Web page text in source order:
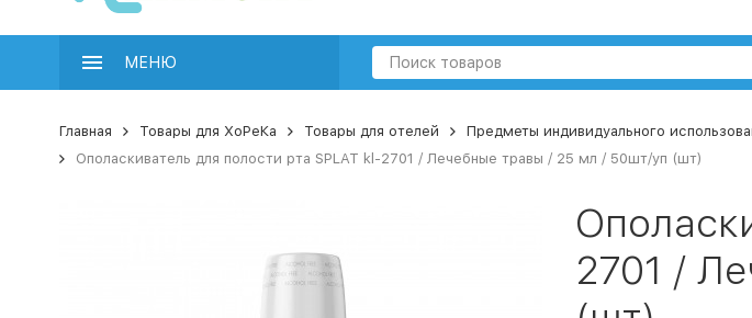
МЕНЮ
Главная Товары для ХоРеКа Товары для отелей
Предметы индивидуального
Ополаскиватель для полости рта SPLAT kl-2701 / Лечебные травы / 25 мл / 50шт/уп (шт)
2701 /